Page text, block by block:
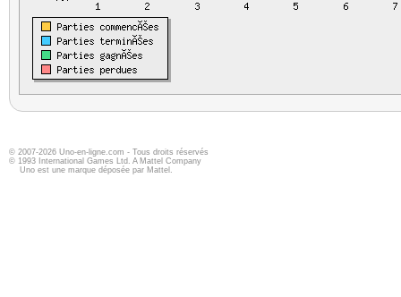
© 2007-2026 Uno-en-ligne.com - Tous droits réservés
© 1993 International Games Ltd. A Mattel Company
Uno est une marque déposée par Mattel.